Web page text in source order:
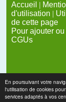
En poursuivant votre
l'utilisation de cookies
services adaptés à vos
Accueil |
d'utilisation |
de cette page
Pour ajouter
CGUs